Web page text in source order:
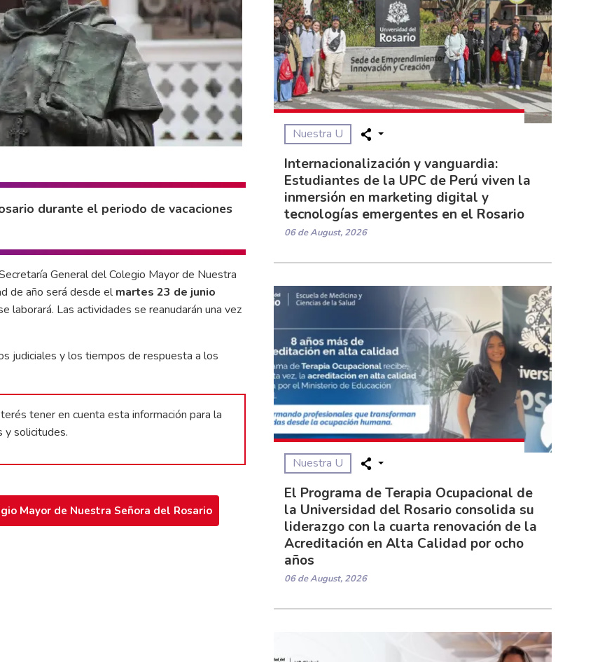
durante el periodo de vacaciones
General del Colegio Mayor de Nuestra
de año será desde elmartes 23 de junio
laborará. Las actividades se reanudarán una vez
judiciales y los tiempos de respuesta a los
tener en cuenta esta información para la
y solicitudes.
Mayor de Nuestra Señora del Rosario
Nuestra U
Internacionalización y vanguardia:
Estudiantes de la UPC de Perú viven la
inmersión en marketing digital y
tecnologías emergentes en el Rosario
06 de August, 2026
Nuestra U
El Programa de Terapia Ocupacional de
la Universidad del Rosario consolida su
liderazgo con la cuarta renovación de la
Acreditación en Alta Calidad por ocho
años
06 de August, 2026